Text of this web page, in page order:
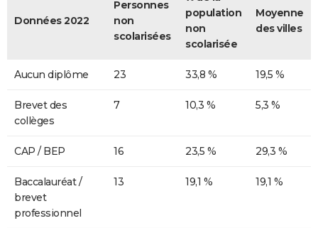
Données 2022
Personnes
non
scolarisées
population
non
scolarisée
Moyenne
des villes
Aucun diplôme 23 33,8 % 19,5 %
Brevet des
collèges
7 10,3 % 5,3 %
CAP / BEP 16 23,5 % 29,3 %
Baccalauréat /
brevet
professionnel
13 19,1 % 19,1 %